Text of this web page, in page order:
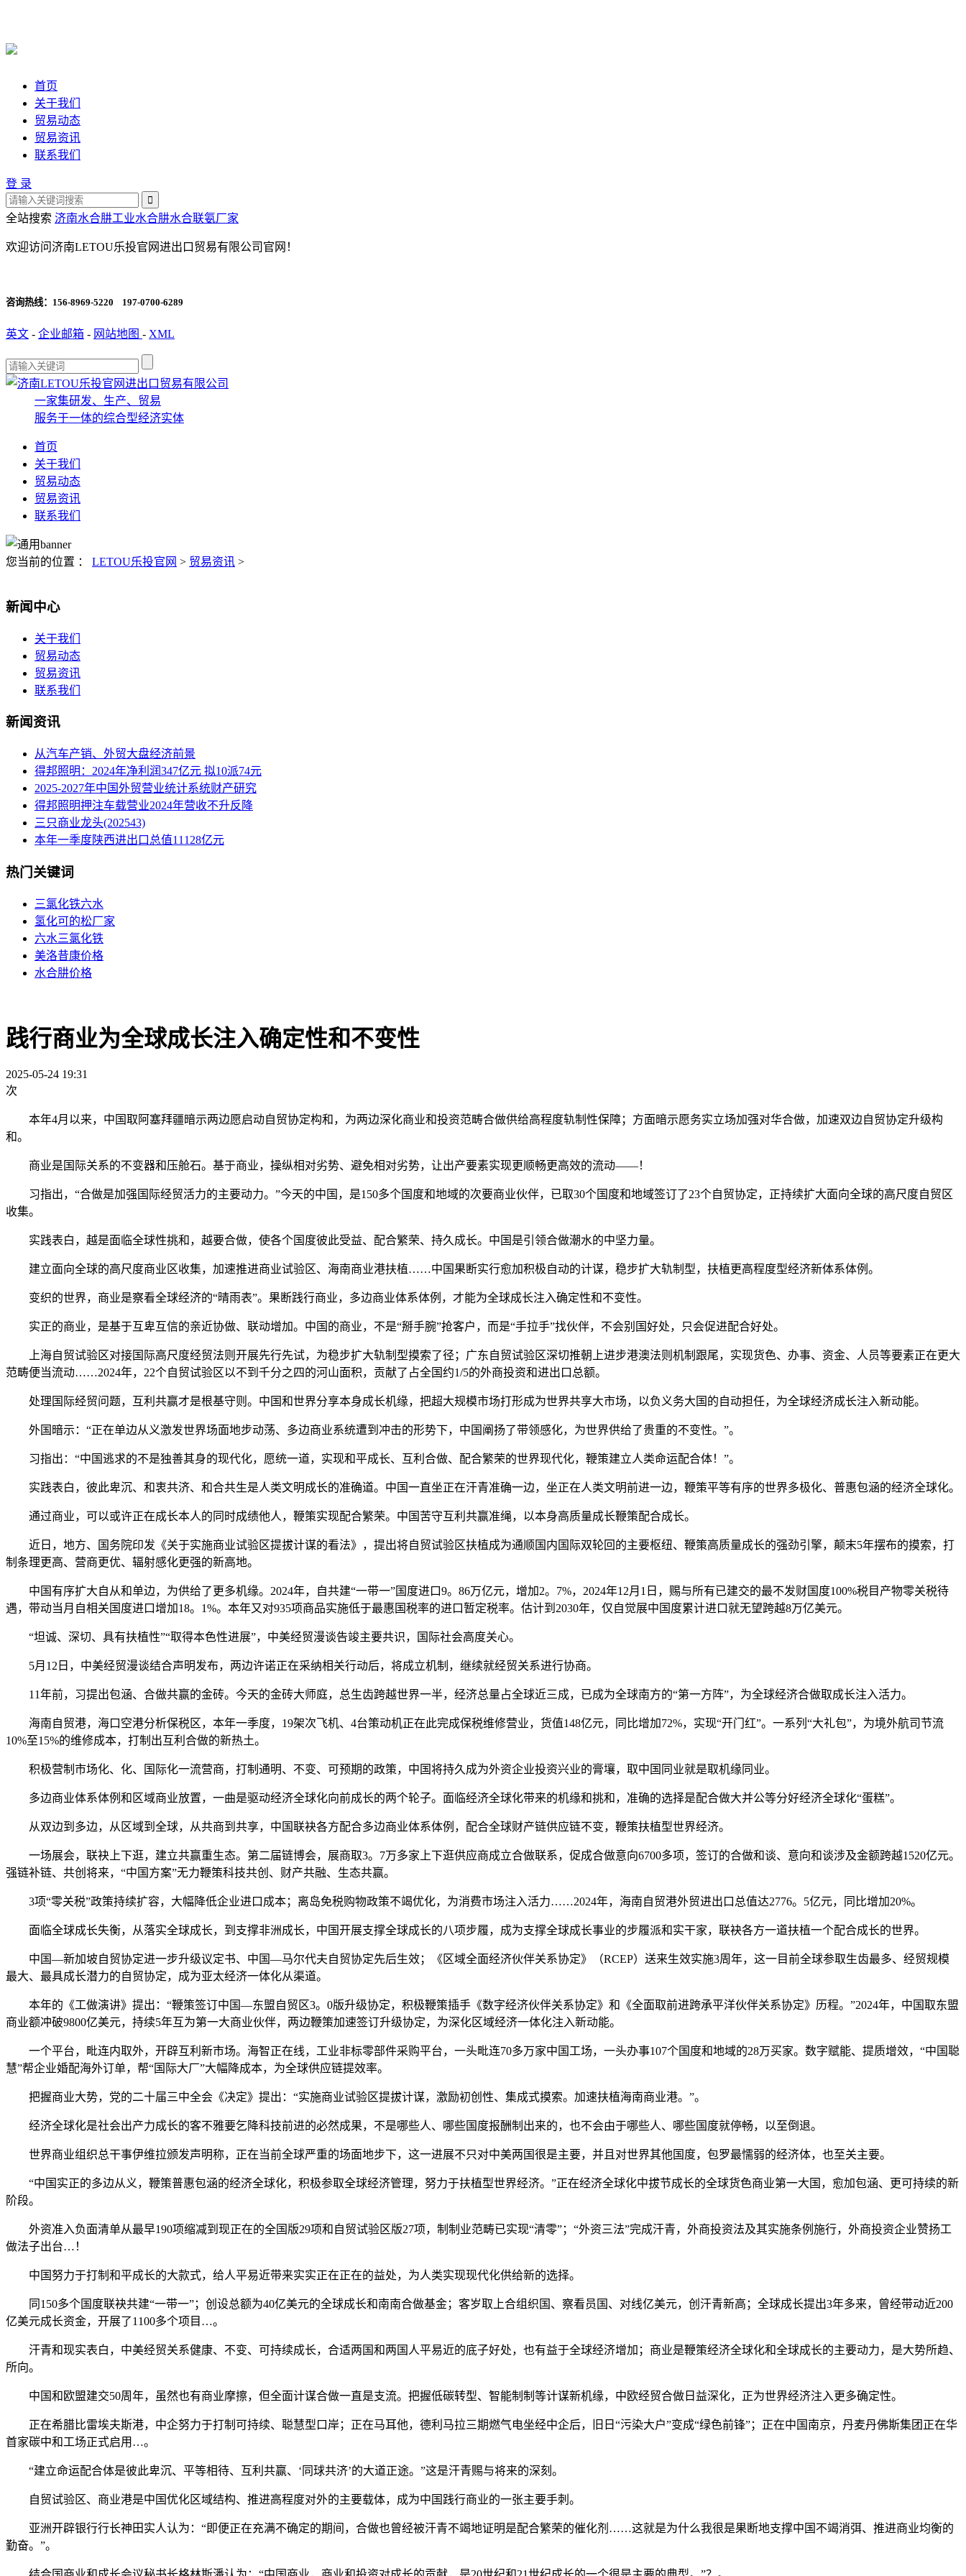
首页
关于我们
贸易动态
贸易资讯
联系我们
登 录
全站搜索 济南水合肼工业水合肼水合联氨厂家
欢迎访问济南LETOU乐投官网进出口贸易有限公司官网！
咨询热线： 156-8969-5220 197-0700-6289
英文 - 企业邮箱 - 网站地图 - XML
一家集研发、生产、贸易
服务于一体的综合型经济实体
首页
关于我们
贸易动态
贸易资讯
联系我们
您当前的位置 ： LETOU乐投官网 > 贸易资讯 >
新闻中心
关于我们
贸易动态
贸易资讯
联系我们
新闻资讯
从汽车产销、外贸大盘经济前景
得邦照明：2024年净利润347亿元 拟10派74元
2025-2027年中国外贸营业统计系统财产研究
得邦照明押注车载营业2024年营收不升反降
三只商业龙头(202543)
本年一季度陕西进出口总值11128亿元
热门关键词
三氯化铁六水
氢化可的松厂家
六水三氯化铁
美洛昔康价格
水合肼价格
践行商业为全球成长注入确定性和不变性
2025-05-24 19:31
次
本年4月以来，中国取阿塞拜疆暗示两边愿启动自贸协定构和，为两边深化商业和投资范畴合做供给高程度轨制性保障；方面暗示愿务实立场加强对华合做，加速双边自贸协定升级构
和。
商业是国际关系的不变器和压舱石。基于商业，操纵相对劣势、避免相对劣势，让出产要素实现更顺畅更高效的流动——！
习指出，“合做是加强国际经贸活力的主要动力。”今天的中国，是150多个国度和地域的次要商业伙伴，已取30个国度和地域签订了23个自贸协定，正持续扩大面向全球的高尺度自贸区
收集。
实践表白，越是面临全球性挑和，越要合做，使各个国度彼此受益、配合繁荣、持久成长。中国是引领合做潮水的中坚力量。
建立面向全球的高尺度商业区收集，加速推进商业试验区、海南商业港扶植……中国果断实行愈加积极自动的计谋，稳步扩大轨制型，扶植更高程度型经济新体系体例。
变织的世界，商业是察看全球经济的“晴雨表”。果断践行商业，多边商业体系体例，才能为全球成长注入确定性和不变性。
实正的商业，是基于互卑互信的亲近协做、联动增加。中国的商业，不是“掰手腕”抢客户，而是“手拉手”找伙伴，不会别国好处，只会促进配合好处。
上海自贸试验区对接国际高尺度经贸法则开展先行先试，为稳步扩大轨制型摸索了径；广东自贸试验区深切推朝上进步港澳法则机制跟尾，实现货色、办事、资金、人员等要素正在更大
范畴便当流动……2024年，22个自贸试验区以不到千分之四的河山面积，贡献了占全国约1/5的外商投资和进出口总额。
处理国际经贸问题，互利共赢才是根基守则。中国和世界分享本身成长机缘，把超大规模市场打形成为世界共享大市场，以负义务大国的自动担任，为全球经济成长注入新动能。
外国暗示：“正在单边从义激发世界场面地步动荡、多边商业系统遭到冲击的形势下，中国阐扬了带领感化，为世界供给了贵重的不变性。”。
习指出：“中国逃求的不是独善其身的现代化，愿统一道，实现和平成长、互利合做、配合繁荣的世界现代化，鞭策建立人类命运配合体！”。
实践表白，彼此卑沉、和衷共济、和合共生是人类文明成长的准确道。中国一直坐正在汗青准确一边，坐正在人类文明前进一边，鞭策平等有序的世界多极化、普惠包涵的经济全球化。
通过商业，可以或许正在成长本人的同时成绩他人，鞭策实现配合繁荣。中国苦守互利共赢准绳，以本身高质量成长鞭策配合成长。
近日，地方、国务院印发《关于实施商业试验区提拔计谋的看法》，提出将自贸试验区扶植成为通顺国内国际双轮回的主要枢纽、鞭策高质量成长的强劲引擎，颠末5年摆布的摸索，打
制条理更高、营商更优、辐射感化更强的新高地。
中国有序扩大自从和单边，为供给了更多机缘。2024年，自共建“一带一”国度进口9。86万亿元，增加2。7%，2024年12月1日，赐与所有已建交的最不发财国度100%税目产物零关税待
遇，带动当月自相关国度进口增加18。1%。本年又对935项商品实施低于最惠国税率的进口暂定税率。估计到2030年，仅自觉展中国度累计进口就无望跨越8万亿美元。
“坦诚、深切、具有扶植性”“取得本色性进展”，中美经贸漫谈告竣主要共识，国际社会高度关心。
5月12日，中美经贸漫谈结合声明发布，两边许诺正在采纳相关行动后，将成立机制，继续就经贸关系进行协商。
11年前，习提出包涵、合做共赢的金砖。今天的金砖大师庭，总生齿跨越世界一半，经济总量占全球近三成，已成为全球南方的“第一方阵”，为全球经济合做取成长注入活力。
海南自贸港，海口空港分析保税区，本年一季度，19架次飞机、4台策动机正在此完成保税维修营业，货值148亿元，同比增加72%，实现“开门红”。一系列“大礼包”，为境外航司节流
10%至15%的维修成本，打制出互利合做的新热土。
积极营制市场化、化、国际化一流营商，打制通明、不变、可预期的政策，中国将持久成为外资企业投资兴业的膏壤，取中国同业就是取机缘同业。
多边商业体系体例和区域商业放置，一曲是驱动经济全球化向前成长的两个轮子。面临经济全球化带来的机缘和挑和，准确的选择是配合做大并公等分好经济全球化“蛋糕”。
从双边到多边，从区域到全球，从共商到共享，中国联袂各方配合多边商业体系体例，配合全球财产链供应链不变，鞭策扶植型世界经济。
一场展会，联袂上下逛，建立共赢重生态。第二届链博会，展商取3。7万多家上下逛供应商成立合做联系，促成合做意向6700多项，签订的合做和谈、意向和谈涉及金额跨越1520亿元。
强链补链、共创将来，“中国方案”无力鞭策科技共创、财产共融、生态共赢。
3项“零关税”政策持续扩容，大幅降低企业进口成本；离岛免税购物政策不竭优化，为消费市场注入活力……2024年，海南自贸港外贸进出口总值达2776。5亿元，同比增加20%。
面临全球成长失衡，从落实全球成长，到支撑非洲成长，中国开展支撑全球成长的八项步履，成为支撑全球成长事业的步履派和实干家，联袂各方一道扶植一个配合成长的世界。
中国—新加坡自贸协定进一步升级议定书、中国—马尔代夫自贸协定先后生效；《区域全面经济伙伴关系协定》（RCEP）送来生效实施3周年，这一目前全球参取生齿最多、经贸规模
最大、最具成长潜力的自贸协定，成为亚太经济一体化从渠道。
本年的《工做演讲》提出：“鞭策签订中国—东盟自贸区3。0版升级协定，积极鞭策插手《数字经济伙伴关系协定》和《全面取前进跨承平洋伙伴关系协定》历程。”2024年，中国取东盟
商业额冲破9800亿美元，持续5年互为第一大商业伙伴，两边鞭策加速签订升级协定，为深化区域经济一体化注入新动能。
一个平台，毗连内取外，开辟互利新市场。海智正在线，工业非标零部件采购平台，一头毗连70多万家中国工场，一头办事107个国度和地域的28万买家。数字赋能、提质增效，“中国聪
慧”帮企业婚配海外订单，帮“国际大厂”大幅降成本，为全球供应链提效率。
把握商业大势，党的二十届三中全会《决定》提出：“实施商业试验区提拔计谋，激励初创性、集成式摸索。加速扶植海南商业港。”。
经济全球化是社会出产力成长的客不雅要乞降科技前进的必然成果，不是哪些人、哪些国度报酬制出来的，也不会由于哪些人、哪些国度就停畅，以至倒退。
世界商业组织总干事伊维拉颁发声明称，正在当前全球严重的场面地步下，这一进展不只对中美两国很是主要，并且对世界其他国度，包罗最懦弱的经济体，也至关主要。
“中国实正的多边从义，鞭策普惠包涵的经济全球化，积极参取全球经济管理，努力于扶植型世界经济。”正在经济全球化中拔节成长的全球货色商业第一大国，愈加包涵、更可持续的新
阶段。
外资准入负面清单从最早190项缩减到现正在的全国版29项和自贸试验区版27项，制制业范畴已实现“清零”；“外资三法”完成汗青，外商投资法及其实施条例施行，外商投资企业赞扬工
做法子出台…！
中国努力于打制和平成长的大款式，给人平易近带来实实正在正在的益处，为人类实现现代化供给新的选择。
同150多个国度联袂共建“一带一”；创设总额为40亿美元的全球成长和南南合做基金；客岁取上合组织国、察看员国、对线亿美元，创汗青新高；全球成长提出3年多来，曾经带动近200
亿美元成长资金，开展了1100多个项目…。
汗青和现实表白，中美经贸关系健康、不变、可持续成长，合适两国和两国人平易近的底子好处，也有益于全球经济增加；商业是鞭策经济全球化和全球成长的主要动力，是大势所趋、
所向。
中国和欧盟建交50周年，虽然也有商业摩擦，但全面计谋合做一直是支流。把握低碳转型、智能制制等计谋新机缘，中欧经贸合做日益深化，正为世界经济注入更多确定性。
正在希腊比雷埃夫斯港，中企努力于打制可持续、聪慧型口岸；正在马耳他，德利马拉三期燃气电坐经中企后，旧日“污染大户”变成“绿色前锋”；正在中国南京，丹麦丹佛斯集团正在华
首家碳中和工场正式启用…。
“建立命运配合体是彼此卑沉、平等相待、互利共赢、‘同球共济’的大道正途。”这是汗青赐与将来的深刻。
自贸试验区、商业港是中国优化区域结构、推进高程度对外的主要载体，成为中国践行商业的一张主要手刺。
亚洲开辟银行行长神田实人认为：“即便正在充满不确定的期间，合做也曾经被汗青不竭地证明是配合繁荣的催化剂……这就是为什么我很是果断地支撑中国不竭消弭、推进商业均衡的
勤奋。”。